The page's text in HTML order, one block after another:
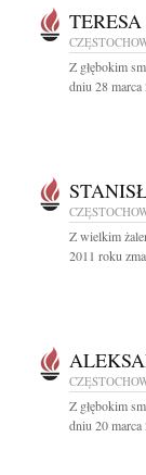
Z głębokim
dniu 28
Z wielkim
2011 roku
Z głębokim
dniu 20